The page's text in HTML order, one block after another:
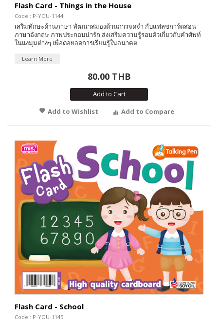
Flash Card - Things in the House
Code : P-YOU-1144
เสริมทักษะด้านภาษา พัฒนาสมองด้านการจดจำ กับแฟลชการ์ดสอน
ภาษาอังกฤษ ภาพประกอบน่ารัก ส่งเสริมความรู้รอบตัวเกี่ยวกับคำศัพท์
ในแง่มุมต่างๆ เพื่อต่อยอดการเรียนรู้ในอนาคต
Learn More
80.00 THB
Add to Cart
Add to Wishlist
Add to Compare
Flash Card - School
Code : P-YOU-1145